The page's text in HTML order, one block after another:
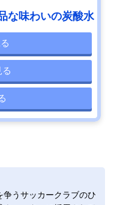
な味わいの炭酸水
争うサッカークラブのひ